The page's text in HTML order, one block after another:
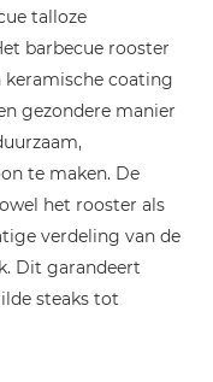
talloze
barbecue rooster
keramische coating
gezondere manier
te maken. De
het rooster als
verdeling van de
Dit garandeert
steaks tot